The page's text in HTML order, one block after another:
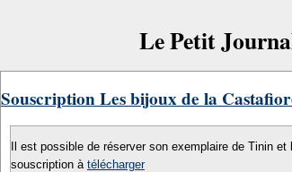
Le Petit
Souscription Les bijoux de la
Il est possible de réserver son exemplaire de Tinin
souscription à télécharger